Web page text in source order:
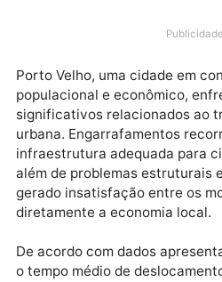
feira (17) com o secretário
visam melhorar a
Velho.
Porto Velho, uma cidade
populacional e econômico,
urbana. Engarrafamentos
infraestrutura adequada